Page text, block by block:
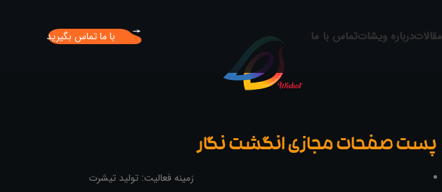
مقالاتدرباره ویشاتتماس با ما با ما تماس بگیرید
پست صفحات مجازی انگشت نگار
زمینه فعالیت: تولید تیشرت